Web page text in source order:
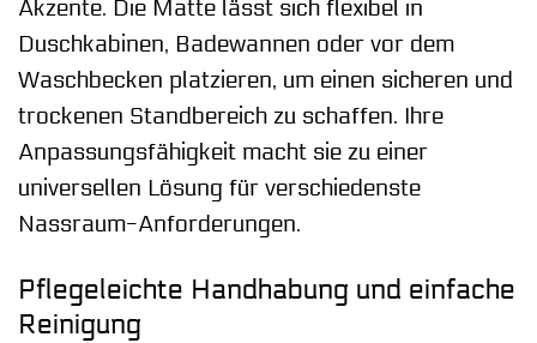
Akzente. Die Matte lässt sich flexibel in
Duschkabinen, Badewannen oder vor dem
Waschbecken platzieren, um einen sicheren und
trockenen Standbereich zu schaffen. Ihre
Anpassungsfähigkeit macht sie zu einer
universellen Lösung für verschiedenste
Nassraum-Anforderungen.
Pflegeleichte Handhabung und einfache
Reinigung